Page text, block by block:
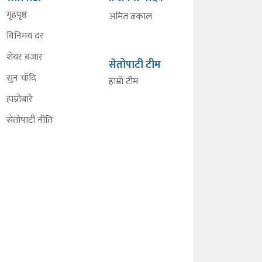
गृहपृष्ठ
विनिमय दर
शेयर बजार
सुन चाँदि
हाम्रोबारे
सेतोपाटी नीति
अमित ढकाल
सेतोपाटी टीम
हाम्रो टीम